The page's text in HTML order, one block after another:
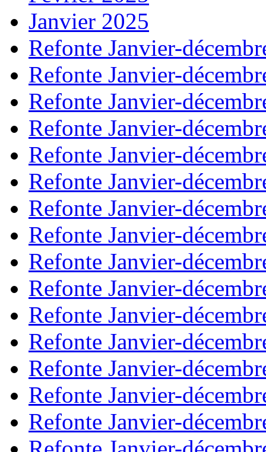
Janvier 2025
Refonte Janvier-
Refonte Janvier-
Refonte Janvier-
Refonte Janvier-
Refonte Janvier-
Refonte Janvier-
Refonte Janvier-
Refonte Janvier-
Refonte Janvier-
Refonte Janvier-
Refonte Janvier-
Refonte Janvier-
Refonte Janvier-
Refonte Janvier-
Refonte Janvier-